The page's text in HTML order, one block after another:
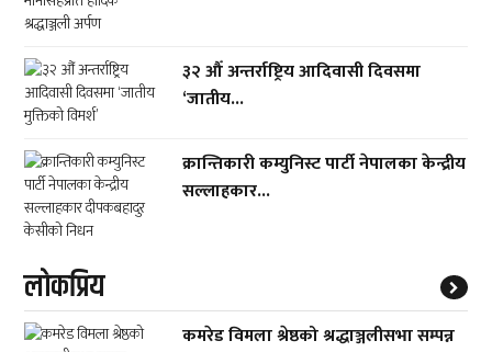
३२ औँ अन्तर्राष्ट्रिय आदिवासी दिवसमा
‘जातीय...
क्रान्तिकारी कम्युनिस्ट पार्टी नेपालका केन्द्रीय
सल्लाहकार...
लाेकप्रिय
कमरेड विमला श्रेष्ठको श्रद्धाञ्जलीसभा सम्पन्न